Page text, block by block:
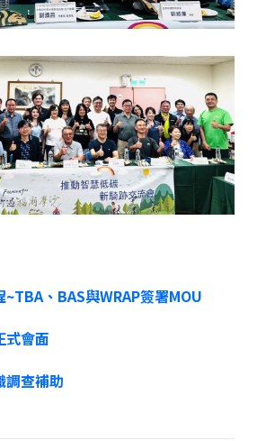
、BAS與WRAP簽署MOU
式會面
調查補助